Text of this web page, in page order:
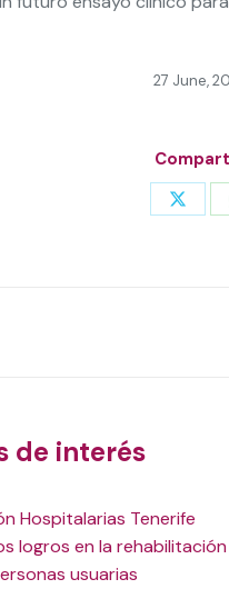
27 June,
Share
de interés
Hospitalarias Tenerife
logros en la rehabilitación
usuarias